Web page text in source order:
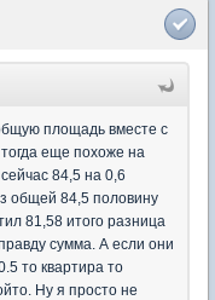
площадь вместе с
еще похоже на
84,5 на 0,6
общей 84,5 половину
81,58 итого разница
сумма. А если они
то квартира то
Ну я просто не